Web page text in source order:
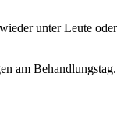
unter Leute
am Behandlungstag.